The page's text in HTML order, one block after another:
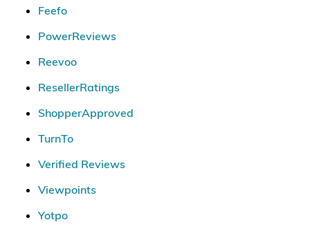
Feefo
PowerReviews
Reevoo
ResellerRatings
ShopperApproved
TurnTo
Verified Reviews
Viewpoints
Yotpo